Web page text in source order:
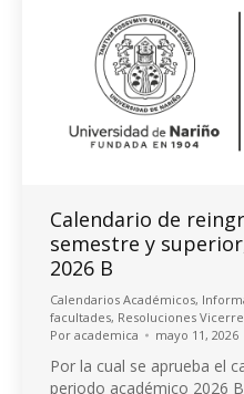
Calendario de
semestre y
2026 B
Calendarios Académicos,
facultades, Resoluciones
Por academica mayo 11, 2026
Por la cual se aprueba el
periodo académico 2026